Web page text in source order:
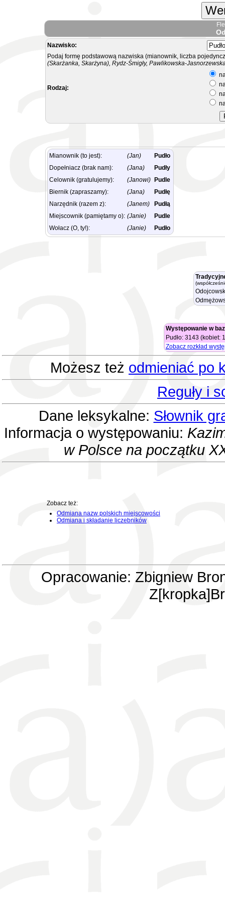
Nazwisko:
Podaj formę podstawową nazwiska (mianownik, liczba
(Skarżanka, Skarżyna), Rydz-Śmigły, Pawlikowska-
Rodzaj:
Mianownik (to jest): (Jan)
Pudło
Dopełniacz (brak nam):
(Jana)
Pudły
Celownik (gratulujemy):
(Janowi)
Pudle
Biernik (zapraszamy):
(Jana)
Pudłę
Narzędnik (razem z):
(Janem)
Pudłą
Miejscownik (pamiętamy o): (Janie)
Pudle
Wołacz (O, ty!):
(Janie) Pudło
Występowanie w
Pudło: 3143 (kobiet:
Zobacz rozkład
Możesz też odmieniać po
Reguły i
Dane leksykalne: Słownik
Informacja o występowaniu:
w Polsce na początku
Zobacz też:
Odmiana nazw polskich miejscowości
Odmiana i składanie liczebników
Opracowanie: Zbigniew